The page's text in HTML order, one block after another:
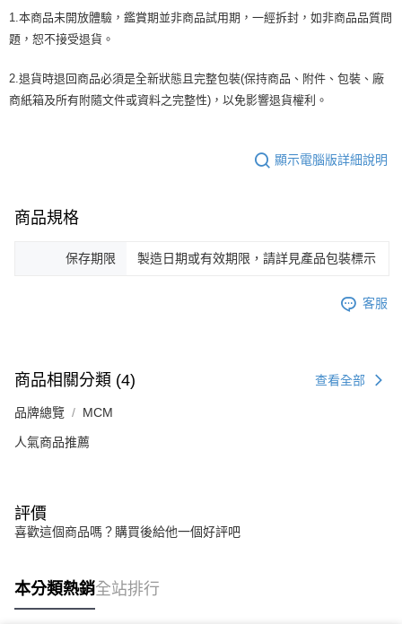
1.本商品未開放體驗，鑑賞期並非商品試用期，一經拆封，如非商品品質問
題，恕不接受退貨。
2.退貨時退回商品必須是全新狀態且完整包裝(保持商品、附件、包裝、廠
商紙箱及所有附隨文件或資料之完整性)，以免影響退貨權利。
顯示電腦版詳細說明
商品規格
保存期限 製造日期或有效期限，請詳見產品包裝標示
客服
商品相關分類 (4) 查看全部
品牌總覽 MCM
人氣商品推薦
評價
喜歡這個商品嗎？購買後給他一個好評吧
本分類熱銷全站排行